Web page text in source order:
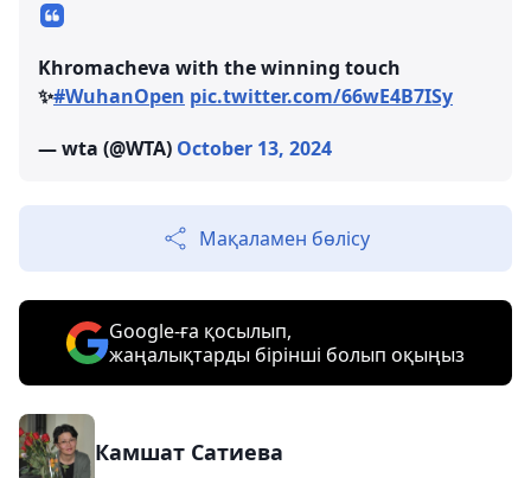
Khromacheva with the winning touch
✨#WuhanOpen pic.twitter.com/66wE4B7ISy
— wta (@WTA) October 13, 2024
Мақаламен бөлісу
Google-ға қосылып,
жаңалықтарды бірінші болып оқыңыз
Камшат Сатиева